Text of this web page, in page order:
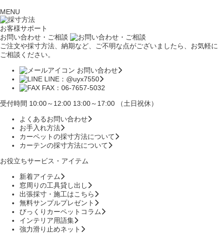
MENU
お客様サポート
お問い合わせ・ご相談
ご注文や採寸方法、納期など、ご不明な点がございましたら、お気軽に
ご相談ください。
お問い合わせ
LINE：@uyx7550
FAX：06-7657-5032
受付時間 10:00～12:00 13:00～17:00 （土日祝休）
よくあるお問い合わせ
お手入れ方法
カーペットの採寸方法について
カーテンの採寸方法について
お役立ちサービス・アイテム
新着アイテム
窓周りの工具貸し出し
出張採寸・施工はこちら
無料サンプルプレゼント
びっくりカーペットコラム
インテリア用語集
強力滑り止めネット